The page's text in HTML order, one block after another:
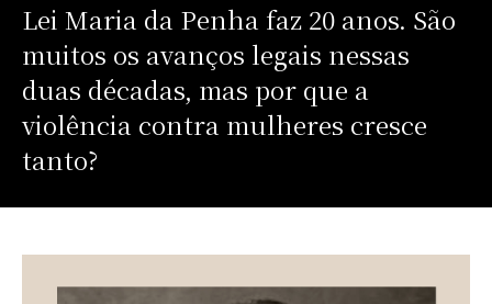
Lei Maria da Penha faz 20 anos. São
muitos os avanços legais nessas
duas décadas, mas por que a
violência contra mulheres cresce
tanto?